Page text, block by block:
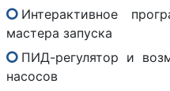
Интерактивное
мастера запуска
ПИД-регулятор и
насосов